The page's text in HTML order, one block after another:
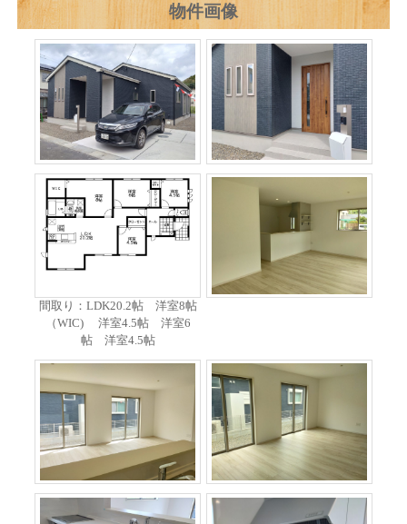
物件画像
間取り：LDK20.2帖 洋室8帖
（WIC) 洋室4.5帖 洋室6
帖 洋室4.5帖